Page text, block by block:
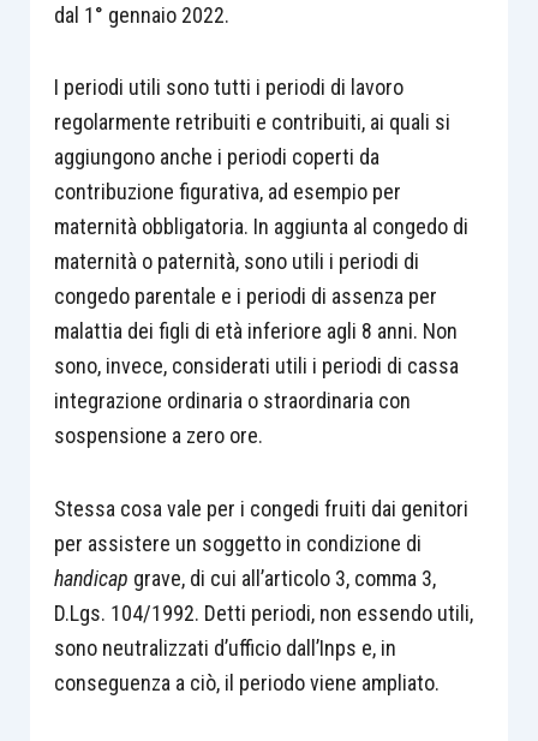
dal 1° gennaio 2022.
I periodi utili sono tutti i periodi di lavoro
regolarmente retribuiti e contribuiti, ai quali si
aggiungono anche i periodi coperti da
contribuzione figurativa, ad esempio per
maternità obbligatoria. In aggiunta al congedo di
maternità o paternità, sono utili i periodi di
congedo parentale e i periodi di assenza per
malattia dei figli di età inferiore agli 8 anni. Non
sono, invece, considerati utili i periodi di cassa
integrazione ordinaria o straordinaria con
sospensione a zero ore.
Stessa cosa vale per i congedi fruiti dai genitori
per assistere un soggetto in condizione di
handicap grave, di cui all’articolo 3, comma 3,
D.Lgs. 104/1992. Detti periodi, non essendo utili,
sono neutralizzati d’ufficio dall’Inps e, in
conseguenza a ciò, il periodo viene ampliato.